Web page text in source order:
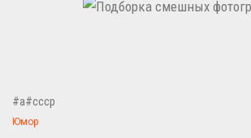
#a#ссср
Юмор